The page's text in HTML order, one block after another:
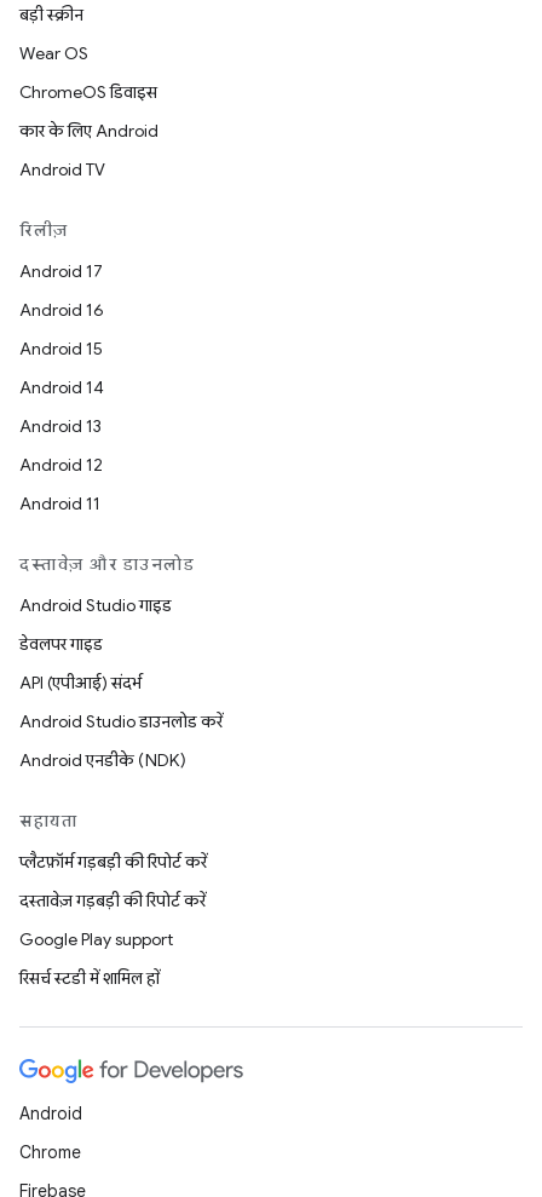
बड़ी स्क्रीन
Wear OS
ChromeOS डिवाइस
कार के लिए Android
Android TV
रिलीज़
Android 17
Android 16
Android 15
Android 14
Android 13
Android 12
Android 11
दस्तावेज़ और डाउनलोड
Android Studio गाइड
डेवलपर गाइड
API (एपीआई) संदर्भ
Android Studio डाउनलोड करें
Android एनडीके (NDK)
सहायता
प्लैटफ़ॉर्म गड़बड़ी की रिपोर्ट करें
दस्तावेज़ गड़बड़ी की रिपोर्ट करें
Google Play support
रिसर्च स्टडी में शामिल हों
Android
Chrome
Firebase